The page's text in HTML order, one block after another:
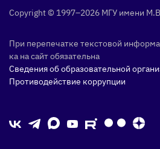
Copyright © 1997–2026 МГУ име­ни
При пе­репе­чат­ке тек­сто­вой
ка на сайт обя­затель­на
Сведения об образовательной
Противодействие коррупции